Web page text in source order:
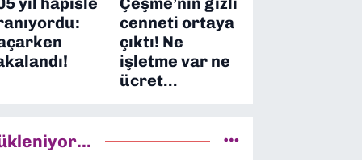
cenneti ortaya
çıktı! Ne
işletme var ne
ücret…